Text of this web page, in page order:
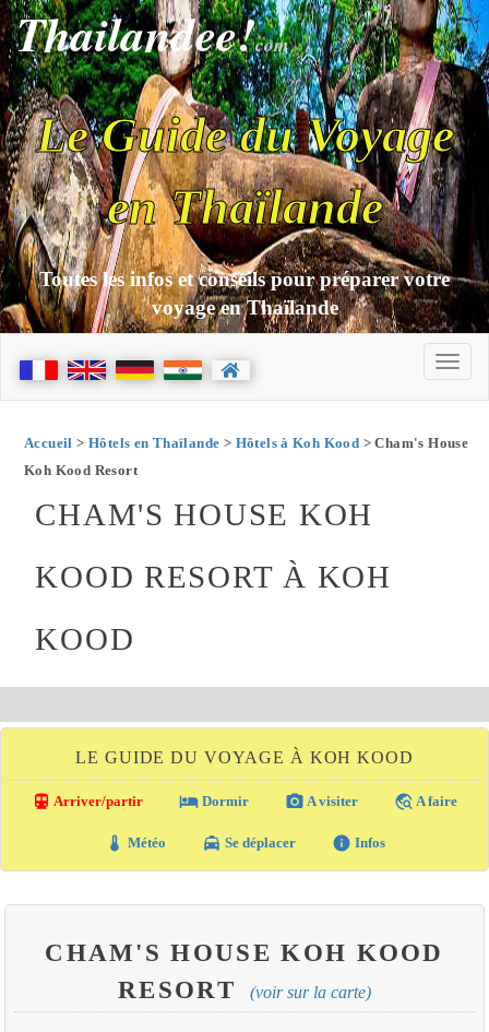
Thailandee!com
Le Guide du Voyage
en Thaïlande
Toutes les infos et conseils pour préparer votre
voyage en Thaïlande
Accueil > Hôtels en Thaïlande > Hôtels à Koh Kood > Cham's House
Koh Kood Resort
CHAM'S HOUSE KOH
KOOD RESORT À KOH
KOOD
LE GUIDE DU VOYAGE À KOH KOOD
directions_transit Arriver/partir local_hotel Dormir photo_camera A visiter travel_explore A faire
thermostat Météo local_taxi Se déplacer info Infos
CHAM'S HOUSE KOH KOOD
RESORT
(voir sur la carte)